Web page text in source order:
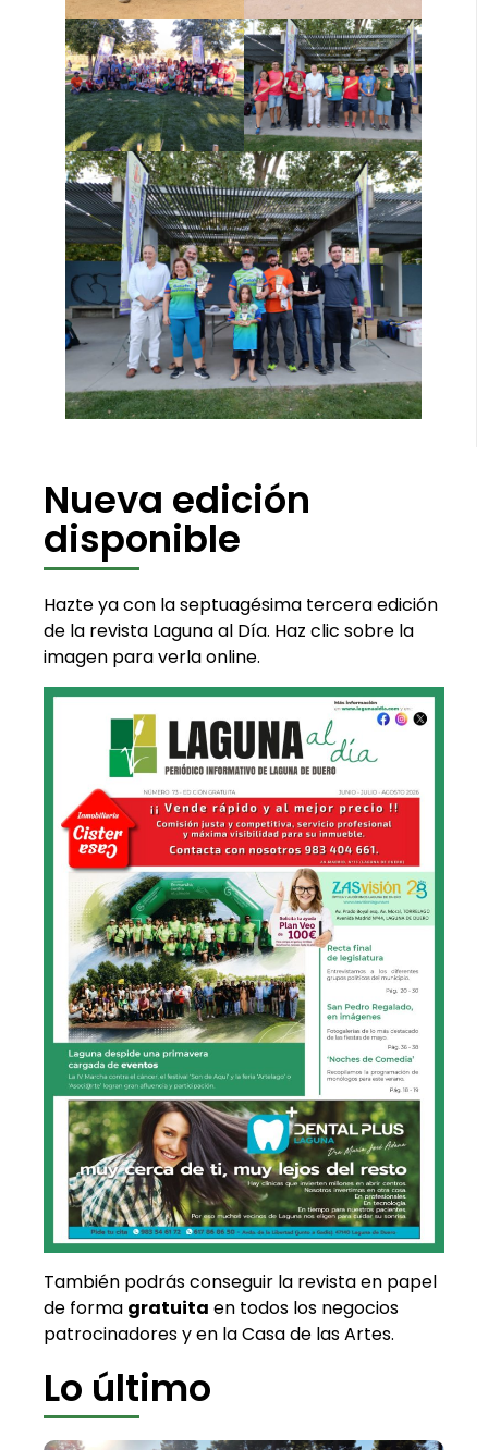
Nueva edición
disponible
Hazte ya con la septuagésima tercera edición
de la revista Laguna al Día. Haz clic sobre la
imagen para verla online.
También podrás conseguir la revista en papel
de forma gratuita en todos los negocios
patrocinadores y en la Casa de las Artes.
Lo último